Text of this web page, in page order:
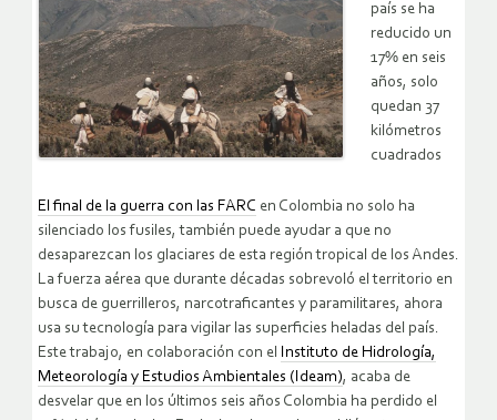
país se ha
reducido un
17% en seis
años, solo
quedan 37
kilómetros
cuadrados
El final de la guerra con las FARC en Colombia no solo ha
silenciado los fusiles, también puede ayudar a que no
desaparezcan los glaciares de esta región tropical de los Andes.
La fuerza aérea que durante décadas sobrevoló el territorio en
busca de guerrilleros, narcotraficantes y paramilitares, ahora
usa su tecnología para vigilar las superficies heladas del país.
Este trabajo, en colaboración con el Instituto de Hidrología,
Meteorología y Estudios Ambientales (Ideam), acaba de
desvelar que en los últimos seis años Colombia ha perdido el